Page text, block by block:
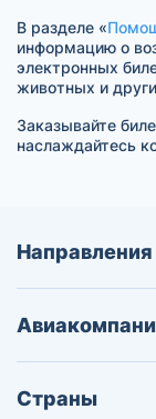
В разделе «
информацию о
электронных
животных и
Заказывайте
наслаждайтесь
Направления
Страны